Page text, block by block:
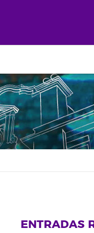
ENTRADAS